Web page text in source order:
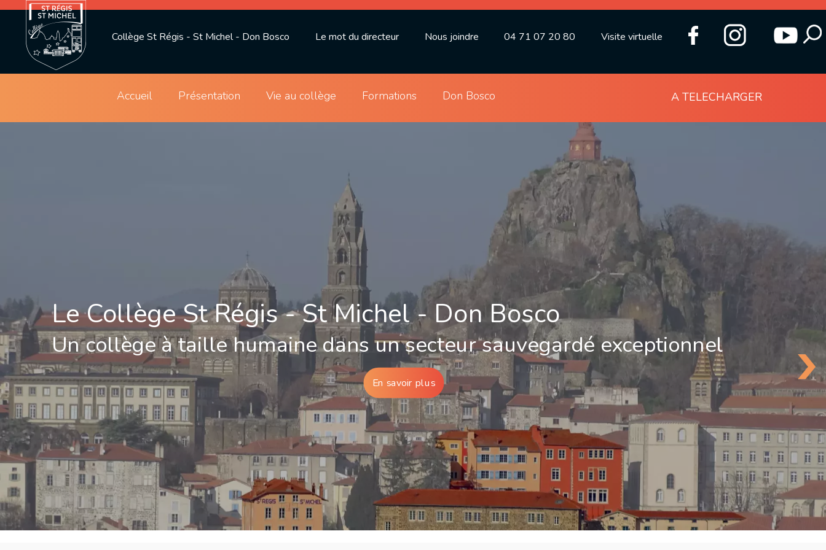
Collège St Régis - St Michel - Don Bosco Le mot du directeur Nous joindre 04 71 07 20 80 Visite virtuelle
A TELECHARGER
Accueil Présentation Vie au collège Formations Don Bosco
Le Collège St Régis - St Michel - Don Bosco
Un collège à taille humaine dans un secteur sauvegardé exceptionnel
En savoir plus